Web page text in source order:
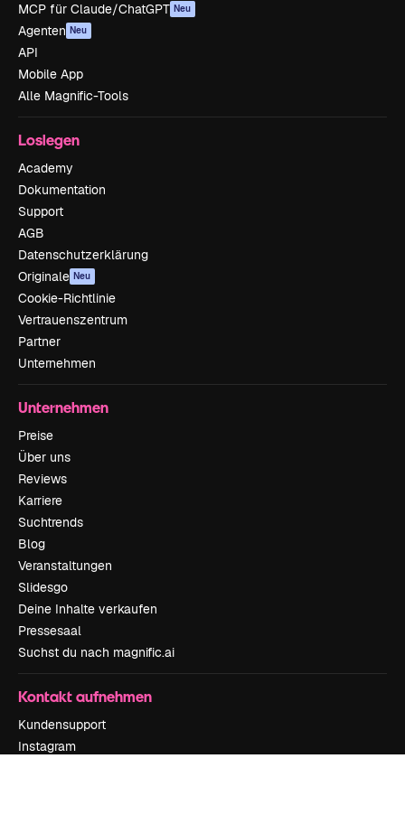
MCP für Claude/ChatGPT Neu
Agenten Neu
API
Mobile App
Alle Magnific-Tools
Loslegen
Academy
Dokumentation
Support
AGB
Datenschutzerklärung
Originale Neu
Cookie-Richtlinie
Vertrauenszentrum
Partner
Unternehmen
Unternehmen
Preise
Über uns
Reviews
Karriere
Suchtrends
Blog
Veranstaltungen
Slidesgo
Deine Inhalte verkaufen
Pressesaal
Suchst du nach magnific.ai
Kontakt aufnehmen
Kundensupport
Instagram